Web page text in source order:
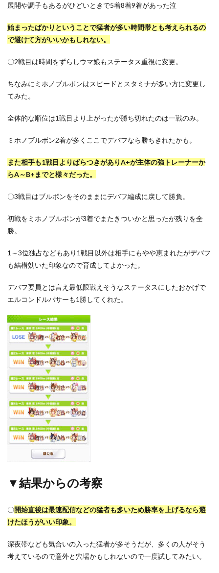
展開や調子もあるがひどいときで5着8着9着があった泣
始まったばかりということで猛者が多い時間帯とも考えられるの
で避けて方がいいかもしれない。
〇2戦目は時間をずらしウマ娘もステータス重視に変更。
ちなみにミホノブルボンはスピードとスタミナが多い方に変更し
てみた。
全体的な順位は1戦目より上がったが勝ち切れたのは一戦のみ。
ミホノブルボン2着が多くここでデバフなら勝ちきれたかも。
また相手も1戦目よりばらつきがありA+が主体の強トレーナーか
らA～B+までと様々だった。
〇3戦目はブルボンをそのままにデバフ編成に戻して勝負。
初戦をミホノブルボンが3着でまたきついかと思ったが残りを全
勝。
1～3位独占などもあり1戦目以外は相手にもやや恵まれたがデバフ
も結構効いた印象なので育成してよかった。
デバフ要員とは言え最低限戦えそうなステータスにしたおかげで
エルコンドルパサーも1勝してくれた。
▼結果からの考察
〇開始直後は最速配信などの猛者も多いため勝率を上げるなら避
けたほうがいい印象。
深夜帯なども気合いの入った猛者が多そうだが、多くの人がそう
考えているので意外と穴場かもしれないので一度試してみたい。